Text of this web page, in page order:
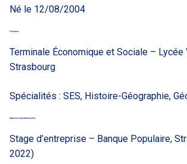
Né le 12/08/2004
Formation
Terminale Économique et Sociale – Lycée
Strasbourg
Spécialités : SES, Histoire-Géographie,
Expériences professionnelles
Stage d’entreprise – Banque Populaire,
2022)